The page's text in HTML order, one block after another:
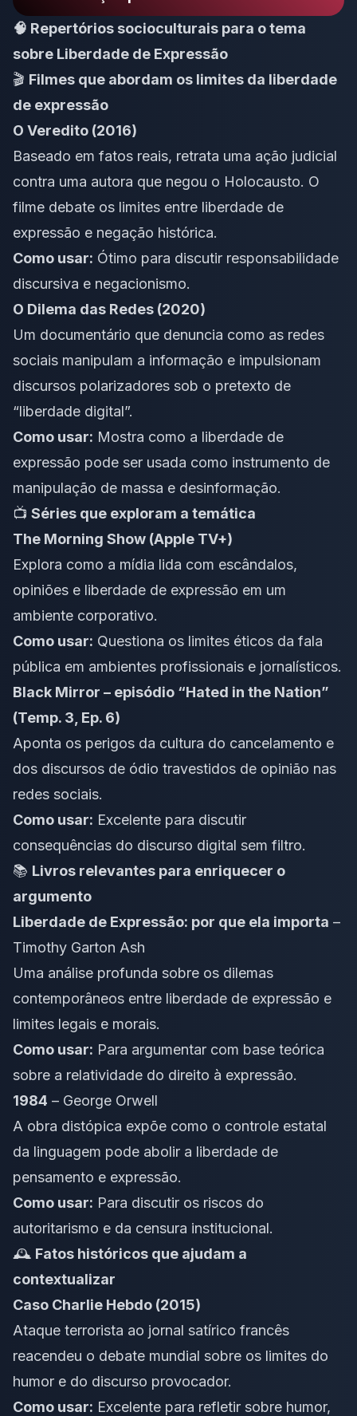
🧠 Repertórios socioculturais para o tema
sobre Liberdade de Expressão
🎬 Filmes que abordam os limites da liberdade
de expressão
O Veredito (2016)
Baseado em fatos reais, retrata uma ação judicial
contra uma autora que negou o Holocausto. O
filme debate os limites entre liberdade de
expressão e negação histórica.
Como usar: Ótimo para discutir responsabilidade
discursiva e negacionismo.
O Dilema das Redes (2020)
Um documentário que denuncia como as redes
sociais manipulam a informação e impulsionam
discursos polarizadores sob o pretexto de
“liberdade digital”.
Como usar: Mostra como a liberdade de
expressão pode ser usada como instrumento de
manipulação de massa e desinformação.
📺 Séries que exploram a temática
The Morning Show (Apple TV+)
Explora como a mídia lida com escândalos,
opiniões e liberdade de expressão em um
ambiente corporativo.
Como usar: Questiona os limites éticos da fala
pública em ambientes profissionais e jornalísticos.
Black Mirror – episódio “Hated in the Nation”
(Temp. 3, Ep. 6)
Aponta os perigos da cultura do cancelamento e
dos discursos de ódio travestidos de opinião nas
redes sociais.
Como usar: Excelente para discutir
consequências do discurso digital sem filtro.
📚 Livros relevantes para enriquecer o
argumento
Liberdade de Expressão: por que ela importa –
Timothy Garton Ash
Uma análise profunda sobre os dilemas
contemporâneos entre liberdade de expressão e
limites legais e morais.
Como usar: Para argumentar com base teórica
sobre a relatividade do direito à expressão.
1984 – George Orwell
A obra distópica expõe como o controle estatal
da linguagem pode abolir a liberdade de
pensamento e expressão.
Como usar: Para discutir os riscos do
autoritarismo e da censura institucional.
🕰️ Fatos históricos que ajudam a
contextualizar
Caso Charlie Hebdo (2015)
Ataque terrorista ao jornal satírico francês
reacendeu o debate mundial sobre os limites do
humor e do discurso provocador.
Como usar: Excelente para refletir sobre humor,